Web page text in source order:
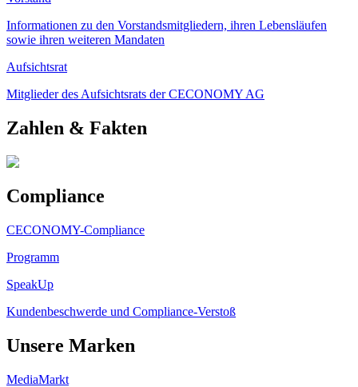
Informationen zu den Vorstandsmitgliedern, ihren Lebensläufen
sowie ihren weiteren Mandaten
Aufsichtsrat
Mitglieder des Aufsichtsrats der CECONOMY AG
Zahlen & Fakten
Compliance
CECONOMY-Compliance
Programm
SpeakUp
Kundenbeschwerde und Compliance-Verstoß
Unsere Marken
MediaMarkt